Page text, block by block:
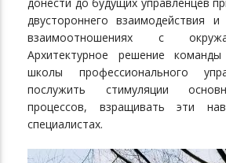
двустороннего взаимодействия
взаимоотношениях с
Архитектурное решение
школы профессионального
послужить стимуляции
процессов, взращивать эти
специалистах.